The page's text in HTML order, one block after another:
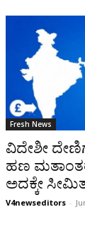
Fresh News
ವಿದೇಶೀ
ಹಣ
ಅದಕ್ಕೇ
V4newseditors -